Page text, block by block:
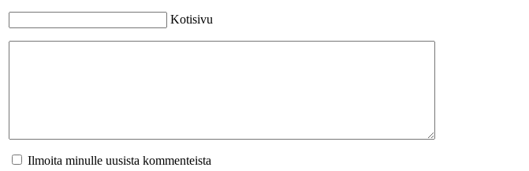
Kotisivu
Ilmoita minulle uusista kommenteista